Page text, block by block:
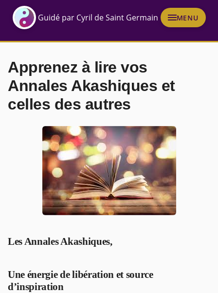
Guidé par Cyril de Saint Germain MENU
Apprenez à lire vos
Annales Akashiques et
celles des autres
Les Annales Akashiques,
Une énergie de libération et source
d’inspiration